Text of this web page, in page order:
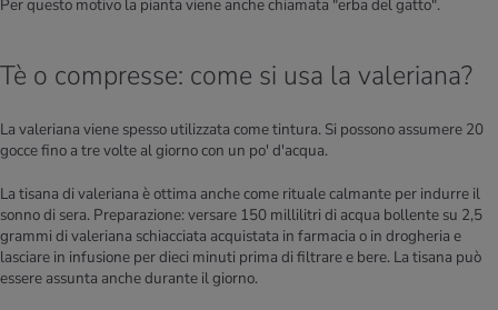
Per questo motivo la pianta viene anche chiamata "erba del gatto".
Tè o compresse: come si usa la valeriana?
La valeriana viene spesso utilizzata come tintura. Si possono assumere 20
gocce fino a tre volte al giorno con un po' d'acqua.
La tisana di valeriana è ottima anche come rituale calmante per indurre il
sonno di sera. Preparazione: versare 150 millilitri di acqua bollente su 2,5
grammi di valeriana schiacciata acquistata in farmacia o in drogheria e
lasciare in infusione per dieci minuti prima di filtrare e bere. La tisana può
essere assunta anche durante il giorno.